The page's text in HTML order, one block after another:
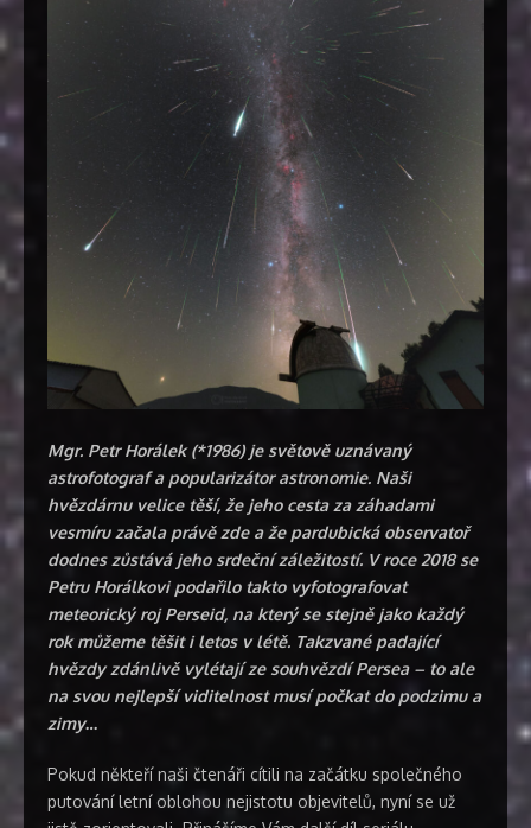
Mgr. Petr Horálek (*1986) je světově uznávaný
astrofotograf a popularizátor astronomie. Naši
hvězdárnu velice těší, že jeho cesta za záhadami
vesmíru začala právě zde a že pardubická observatoř
dodnes zůstává jeho srdeční záležitostí. V roce 2018 se
Petru Horálkovi podařilo takto vyfotografovat
meteorický roj Perseid, na který se stejně jako každý
rok můžeme těšit i letos v létě. Takzvané padající
hvězdy zdánlivě vylétají ze souhvězdí Persea – to ale
na svou nejlepší viditelnost musí počkat do podzimu a
zimy…
Pokud někteří naši čtenáři cítili na začátku společného
putování letní oblohou nejistotu objevitelů, nyní se už